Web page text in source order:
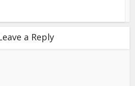
a Reply